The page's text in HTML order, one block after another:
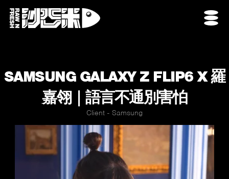
SAMSUNG GALAXY Z FLIP6 X 羅
嘉翎｜語言不通別害怕
Client - Samsung